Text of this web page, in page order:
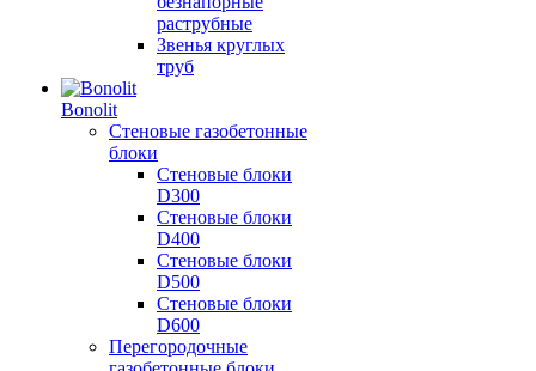
раструбные
Звенья круглых
труб
Bonolit
Стеновые газобетонные
блоки
Стеновые блоки
D300
Стеновые блоки
D400
Стеновые блоки
D500
Стеновые блоки
D600
Перегородочные